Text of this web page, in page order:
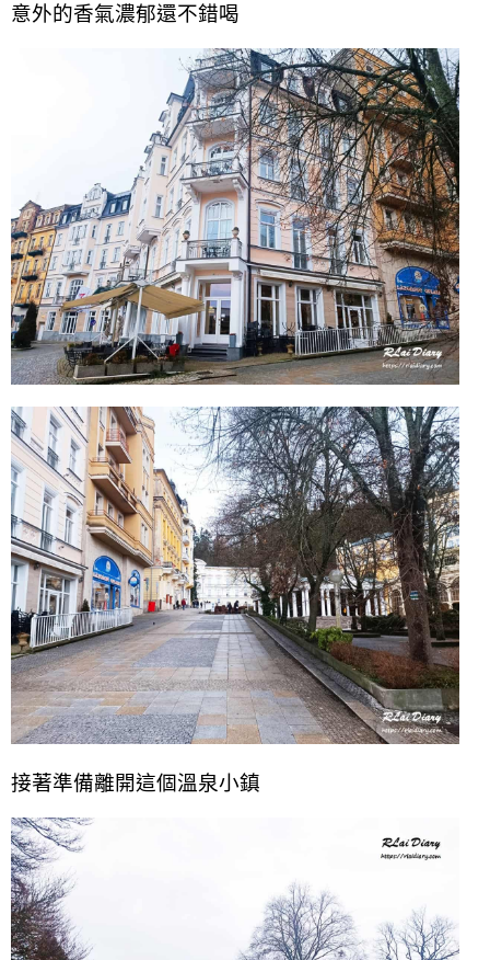
意外的香氣濃郁還不錯喝
接著準備離開這個溫泉小鎮